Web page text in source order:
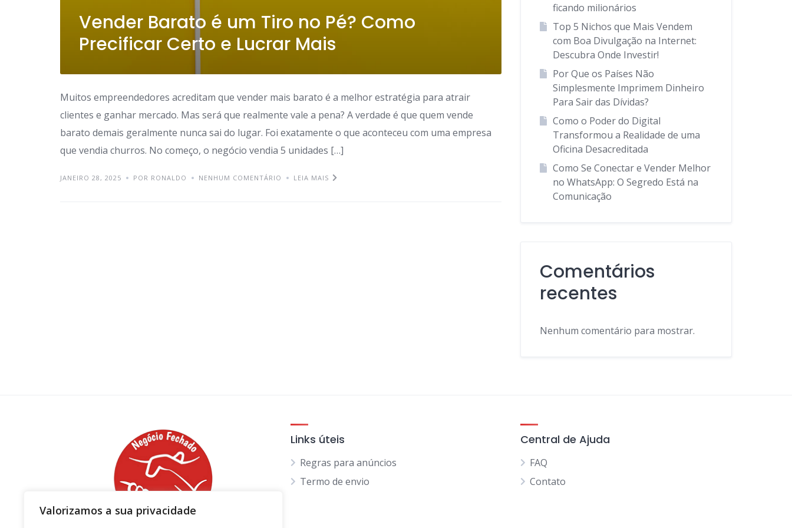
Valorizamos a sua privacidade
Vender Barato é um Tiro no Pé? Como
Precificar Certo e Lucrar Mais
Muitos empreendedores acreditam que vender mais barato é a melhor estratégia para atrair
clientes e ganhar mercado. Mas será que realmente vale a pena? A verdade é que quem vende
barato demais geralmente nunca sai do lugar. Foi exatamente o que aconteceu com uma empresa
que vendia churros. No começo, o negócio vendia 5 unidades […]
JANEIRO 28, 2025 POR RONALDO NENHUM COMENTÁRIO LEIA MAIS
ficando milionários
Top 5 Nichos que Mais Vendem
com Boa Divulgação na Internet:
Descubra Onde Investir!
Por Que os Países Não
Simplesmente Imprimem Dinheiro
Para Sair das Dívidas?
Como o Poder do Digital
Transformou a Realidade de uma
Oficina Desacreditada
Como Se Conectar e Vender Melhor
no WhatsApp: O Segredo Está na
Comunicação
Comentários
recentes
Nenhum comentário para mostrar.
Links úteis
Regras para anúncios
Termo de envio
Central de Ajuda
FAQ
Contato